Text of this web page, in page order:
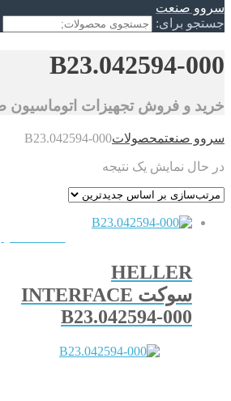
سروو صنعت
جستجو برای:
B23.042594-000
خرید و فروش تجهیزات اتوماسیون
سروو صنعتمحصولاتB23.042594-000
در حال نمایش یک نتیجه
HELLER
سوکت INTERFACE
B23.042594-000